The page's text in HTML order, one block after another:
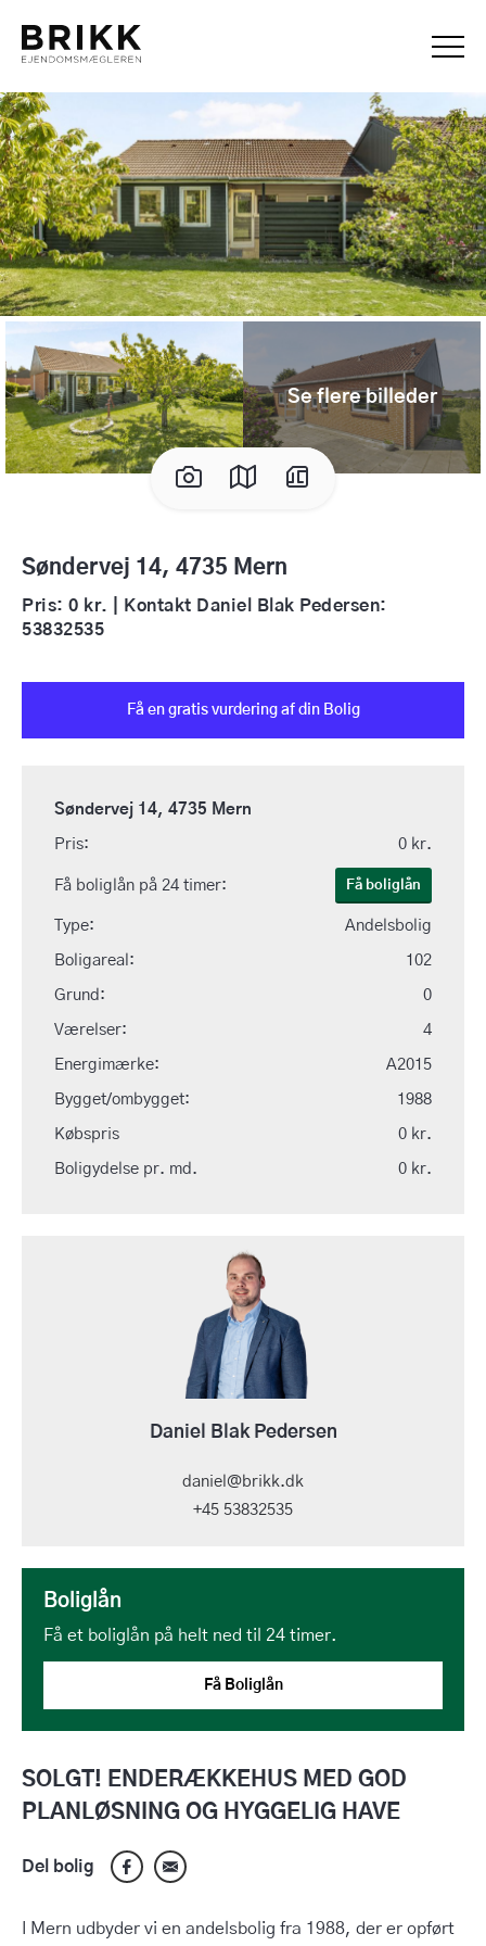
Se flere billeder
SOLGT! ENDERÆKKEHUS MED GOD
PLANLØSNING OG HYGGELIG HAVE
Del bolig
I Mern udbyder vi en andelsbolig fra 1988, der er opført
Søndervej 14, 4735 Mern
Pris: 0 kr. | Kontakt Daniel Blak Pedersen:
53832535
Søndervej 14, 4735 Mern
Pris: 0 kr.
Få boliglån på 24 timer: Få boliglån
Type: Andelsbolig
Boligareal: 102
Grund: 0
Værelser: 4
Energimærke: A2015
Bygget/ombygget: 1988
Købspris 0 kr.
Boligydelse pr. md. 0 kr.
Få en gratis vurdering af din Bolig
Daniel Blak Pedersen
daniel@brikk.dk
+45 53832535
Boliglån
Få et boliglån på helt ned til 24 timer.
Få Boliglån